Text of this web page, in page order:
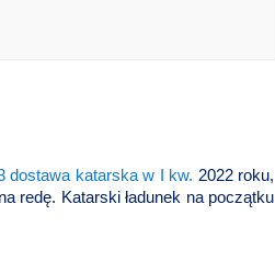
dostawa katarska w I kw. 2022 roku,
redę. Katarski ładunek na początku